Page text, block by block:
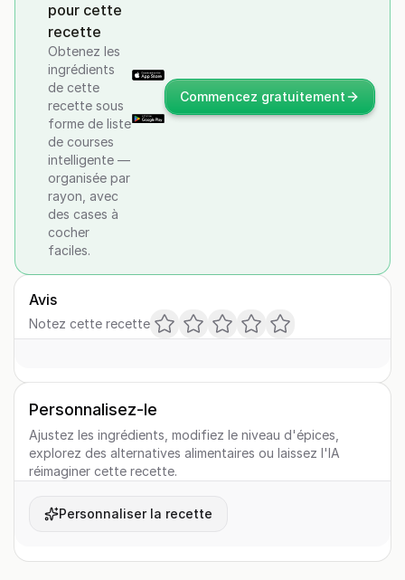
pour cette
recette
Obtenez les
ingrédients
de cette
recette sous
forme de liste
de courses
intelligente —
organisée par
rayon, avec
des cases à
cocher
faciles.
Commencez gratuitement
Avis
Notez cette recette
Personnalisez-le
Ajustez les ingrédients, modifiez le niveau d'épices,
explorez des alternatives alimentaires ou laissez l'IA
réimaginer cette recette.
Personnaliser la recette